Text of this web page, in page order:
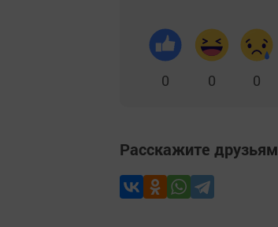
0 0 0
Расскажите друзьям